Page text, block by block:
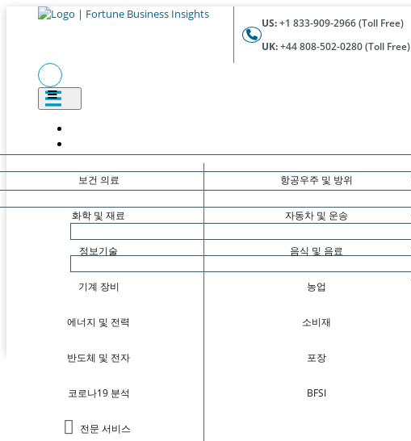
US:+1 833-909-2966 (Toll Free)
UK:+44 808-502-0280 (Toll Free)
보건 의료
화학 및 재료
정보기술
기계 장비
에너지 및 전력
반도체 및 전자
코로나19 분석
전문 서비스
항공우주 및 방위
자동차 및 운송
음식 및 음료
농업
소비재
포장
BFSI